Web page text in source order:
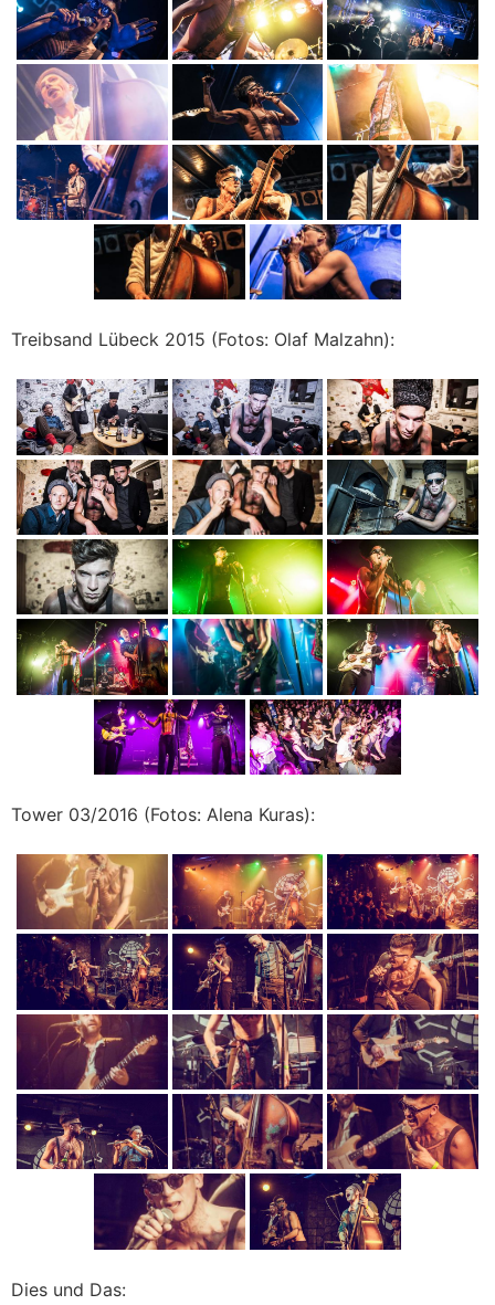
Treibsand Lübeck 2015 (Fotos: Olaf Malzahn):
Tower 03/2016 (Fotos: Alena Kuras):
Dies und Das: